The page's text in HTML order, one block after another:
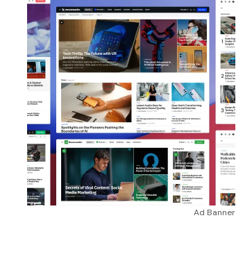
Ad Banner